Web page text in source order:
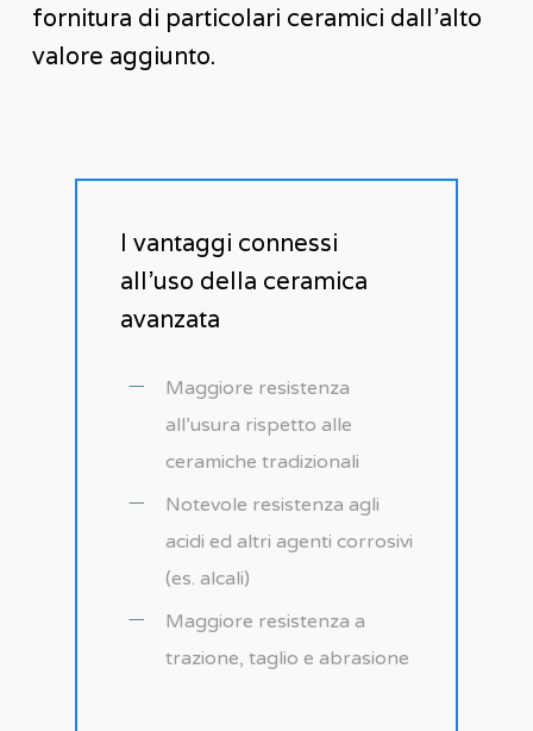
fornitura di particolari ceramici dall’alto
valore aggiunto.
I vantaggi connessi
all’uso della ceramica
avanzata
Maggiore resistenza
all’usura rispetto alle
ceramiche tradizionali
Notevole resistenza agli
acidi ed altri agenti corrosivi
(es. alcali)
Maggiore resistenza a
trazione, taglio e abrasione